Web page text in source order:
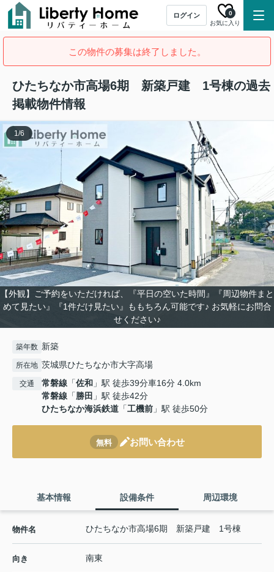
ログイン
お気に入り
0
この物件の募集は終了しました。
ひたちなか市高場6期 新築戸建 1号棟の過去
掲載物件情報
【外観】ご予約をいただければ、『平日の空いた時間』『周辺物件まと
めて見たい』『1件だけ見たい』ももちろん可能です♪ お気軽にお問合
せください♪
1/6
築年数 新築
所在地 茨城県ひたちなか市大字高場
交通 常磐線 「佐和 」駅 徒歩39分車16分 4.0km
常磐線 「勝田 」駅 徒歩42分
ひたちなか海浜鉄道 「工機前 」駅 徒歩50分
無料 お問い合わせ
基本情報 設備条件 周辺環境
物件名 ひたちなか市高場6期 新築戸建 1号棟
向き 南東